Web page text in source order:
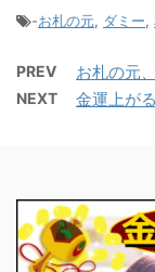
-お札の元, ダミー,
PREV お札の元
NEXT 金運上が